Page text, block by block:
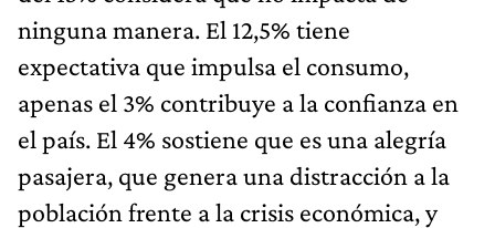
ninguna manera. El 12,5% tiene
expectativa que impulsa el consumo,
apenas el 3% contribuye a la confianza en
el país. El 4% sostiene que es una alegría
pasajera, que genera una distracción a la
población frente a la crisis económica, y